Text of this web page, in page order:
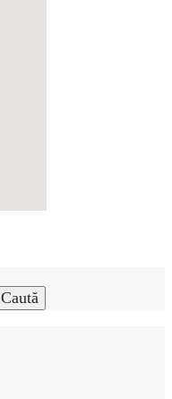
Caută